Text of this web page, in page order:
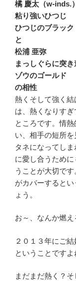
橘 慶太（w-inds.）
粘り強いひつじ
ひつじのブラック
と
松浦 亜弥
まっしぐらに突
ゾウのゴールド
の相性
熱くそして強く
は、熱くなりす
ところです。情
い、相手の短所
タネになってし
に愛し合うため
うことが大切で
がカバーすると
ょう。
お～、なんか燃
２０１３年にご
ということですよ
まだまだ熱く？